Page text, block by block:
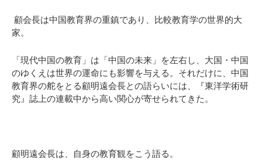
顧会長は中国教育界の重鎮であり、比較教育学の世界的大
家。
「現代中国の教育」は「中国の未来」を左右し、大国・中国
のゆくえは世界の運命にも影響を与える。それだけに、中国
教育界の舵をとる顧明遠会長との語らいには、『東洋学術研
究』誌上の連載中から高い関心が寄せられてきた。
顧明遠会長は、自身の教育観をこう語る。